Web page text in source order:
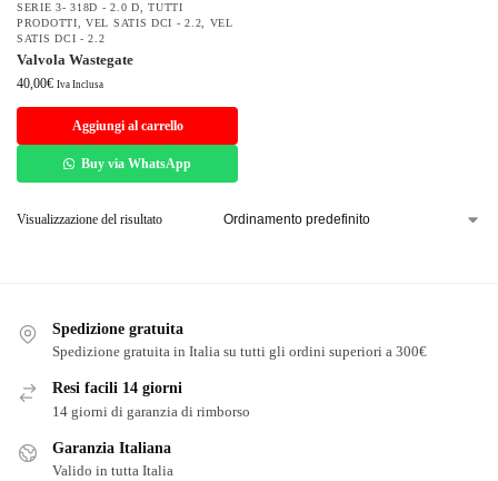
SERIE 3- 318D - 2.0 D ,TUTTI
PRODOTTI ,VEL SATIS DCI - 2.2
VEL
SATIS DCI - 2.2
Valvola Wastegate
40,00€ Iva Inclusa
Aggiungi al carrello
Buy via WhatsApp
Visualizzazione del risultato
Spedizione gratuita
Spedizione gratuita in Italia su tutti gli ordini superiori a 300€
Resi facili 14 giorni
14 giorni di garanzia di rimborso
Garanzia Italiana
Valido in tutta Italia